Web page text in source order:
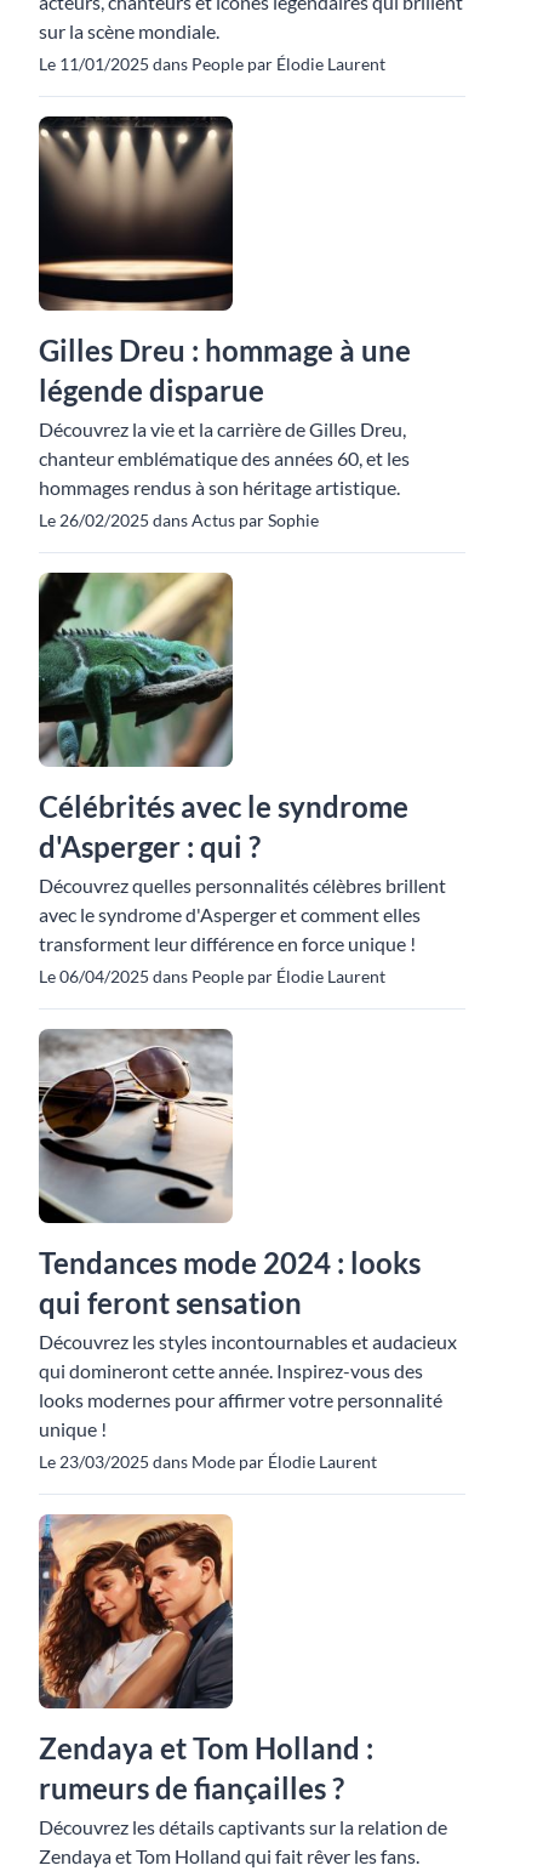
sur la scène mondiale.
Le 11/01/2025 dans People par Élodie Laurent
Gilles Dreu : hommage à une
légende disparue
Découvrez la vie et la carrière de Gilles Dreu,
chanteur emblématique des années 60, et les
hommages rendus à son héritage artistique.
Le 26/02/2025 dans Actus par Sophie
Célébrités avec le syndrome
d'Asperger : qui ?
Découvrez quelles personnalités célèbres brillent
avec le syndrome d'Asperger et comment elles
transforment leur différence en force unique !
Le 06/04/2025 dans People par Élodie Laurent
Tendances mode 2024 : looks
qui feront sensation
Découvrez les styles incontournables et audacieux
qui domineront cette année. Inspirez-vous des
looks modernes pour affirmer votre personnalité
unique !
Le 23/03/2025 dans Mode par Élodie Laurent
Zendaya et Tom Holland :
rumeurs de fiançailles ?
Découvrez les détails captivants sur la relation de
Zendaya et Tom Holland qui fait rêver les fans.